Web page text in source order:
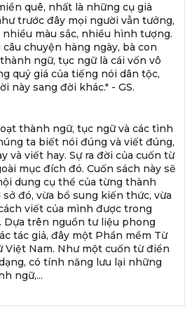
quê, nhất là những cụ già
trước đây mọi người vẫn tưởng,
nhiều màu sắc, nhiều hình tượng.
chuyện hàng ngày, bà con
ngữ, tục ngữ là cái vốn vô
quý giá của tiếng nói dân tộc,
này sang đời khác." - GS.
thành ngữ, tục ngữ và các tình
ta biết nói đúng và viết đúng,
và viết hay. Sự ra đời của cuốn từ
mục đích đó. Cuốn sách này sẽ
dung cụ thể của từng thành
đó, vừa bổ sung kiến thức, vừa
viết của mình được trong
Dựa trên nguồn tư liệu phong
tác giả, đây một Phần mềm Từ
Nam. Như một cuốn từ điển
có tính năng lưu lại những
ngữ,...